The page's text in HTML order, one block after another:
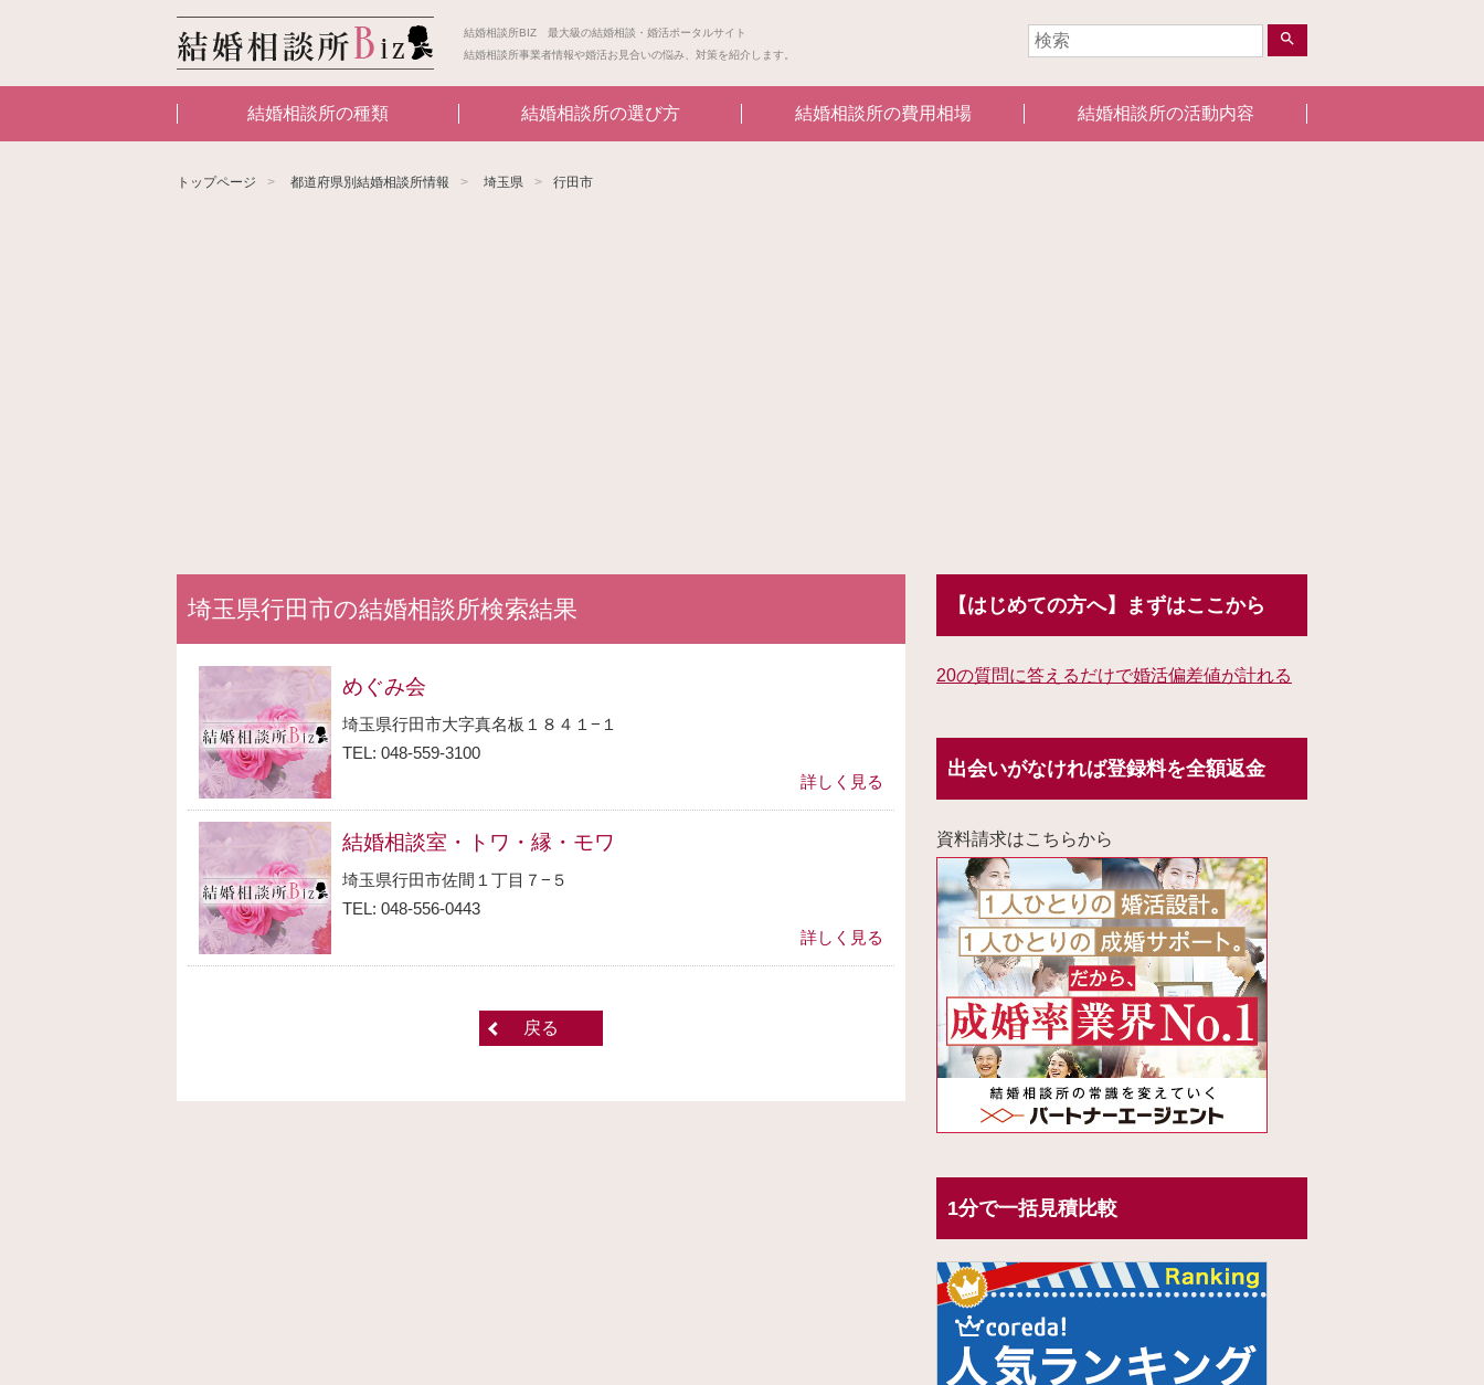
結婚相談所BIZ 最大級の結婚相談・婚活ポータルサイト
結婚相談所事業者情報や婚活お見合いの悩み、対策を紹介します。
search
結婚相談所の種類 結婚相談所の選び方 結婚相談所の費用相場 結婚相談所の活動内容
トップページ 都道府県別結婚相談所情報 埼玉県 行田市
埼玉県行田市の結婚相談所検索結果
めぐみ会
埼玉県行田市大字真名板１８４１−１
TEL: 048-559-3100
詳しく見る
結婚相談室・トワ・縁・モワ
埼玉県行田市佐間１丁目７−５
TEL: 048-556-0443
詳しく見る
戻る
【はじめての方へ】まずはここから
20の質問に答えるだけで婚活偏差値が計れる
出会いがなければ登録料を全額返金
資料請求はこちらから
1分で一括見積比較